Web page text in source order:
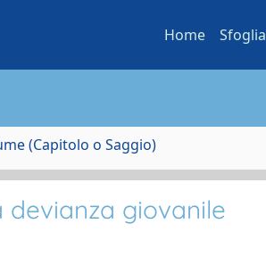
Home Sfoglia
(Capitolo o Saggio)
devianza giovanile